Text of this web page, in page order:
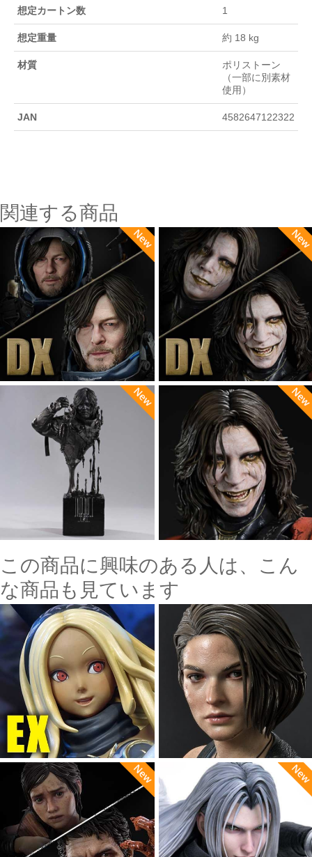
想定カートン数 1
想定重量 約 18 kg
材質
ポリストーン
（一部に別素材
使用）
JAN 4582647122322
関連する商品
この商品に興味のある人は、こん
な商品も見ています